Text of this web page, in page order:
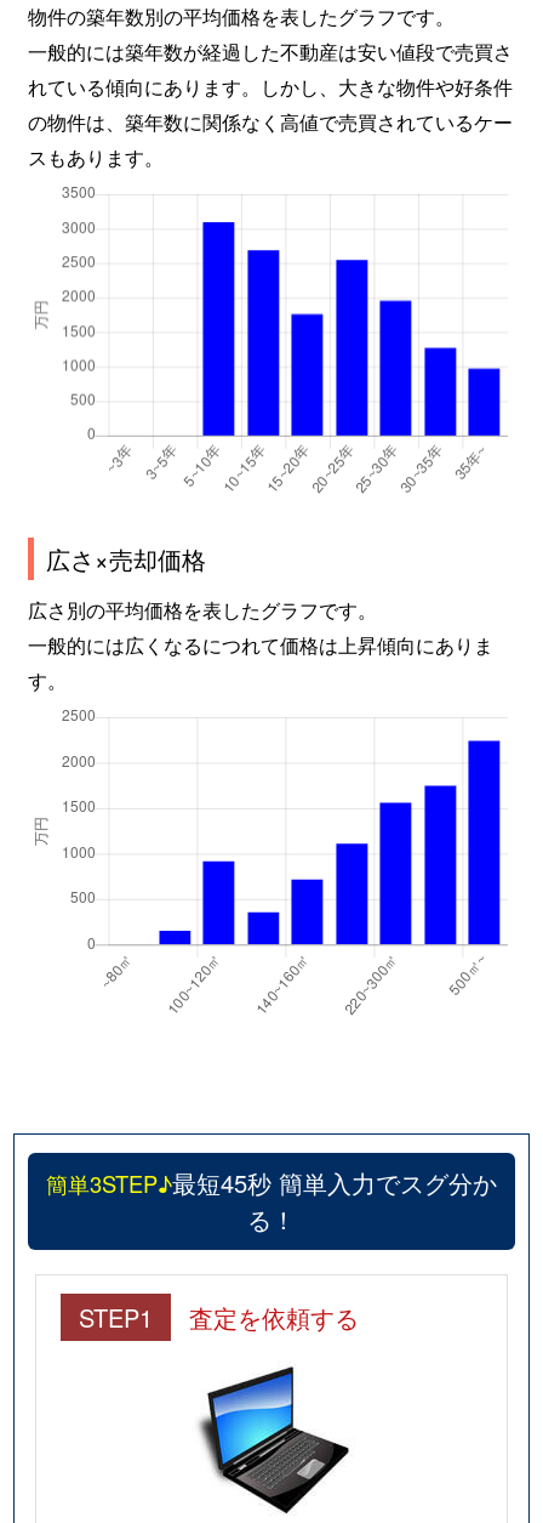
物件の築年数別の平均価格を表したグラフです。
一般的には築年数が経過した不動産は安い値段で売買さ
れている傾向にあります。しかし、大きな物件や好条件
の物件は、築年数に関係なく高値で売買されているケー
スもあります。
広さ×売却価格
広さ別の平均価格を表したグラフです。
一般的には広くなるにつれて価格は上昇傾向にありま
す。
簡単3STEP♪最短45秒 簡単入力でスグ分か
る！
STEP1 査定を依頼する